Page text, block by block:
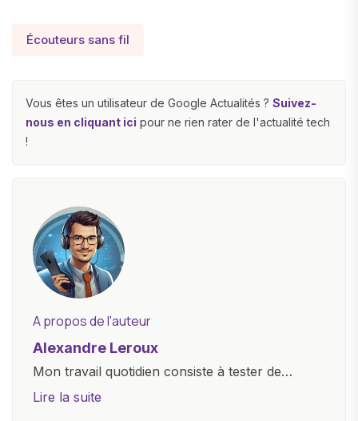
Écouteurs sans fil
Vous êtes un utilisateur de Google Actualités ? Suivez-
nous en cliquant ici pour ne rien rater de l'actualité tech
!
A propos de l'auteur
Alexandre Leroux
Mon travail quotidien consiste à tester de
nouveaux appareils, à rédiger des critiques
Lire la suite